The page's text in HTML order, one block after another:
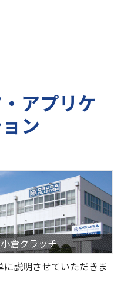
アプリケ
ン
倉クラッチ
説明させていただきま